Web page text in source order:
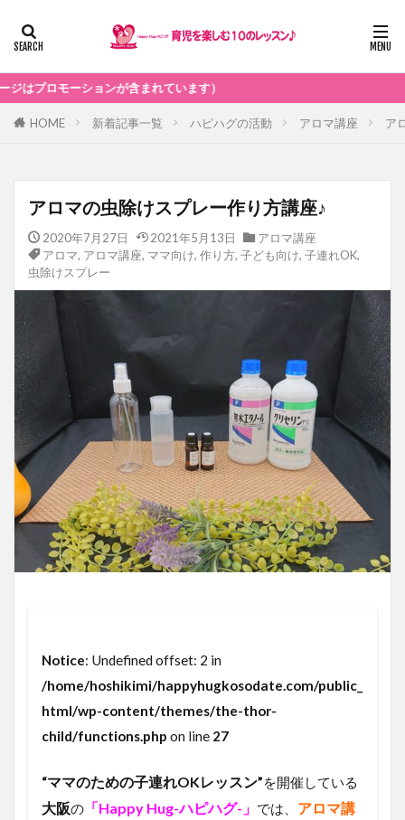
ています）
HOME 新着記事一覧 ハピハグの活動 アロマ講座 ア
アロマの虫除けスプレー作り方講座♪
2020年7月27日 2021年5月13日
アロマ講座
アロマ, アロマ講座, ママ向け, 作り方, 子ども向け, 子連れOK,
虫除けスプレー
アロマ講座
Notice: Undefined offset: 2 in
/home/hoshikimi/happyhugkosodate.com/public_
html/wp-content/themes/the-thor-
child/functions.php on line 27
“ママのための子連れOKレッスン”を開催している
大阪の 「Happy Hug-ハピハグ-」 では、 アロマ講